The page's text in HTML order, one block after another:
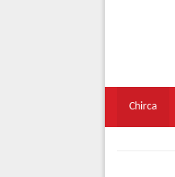
Chirca